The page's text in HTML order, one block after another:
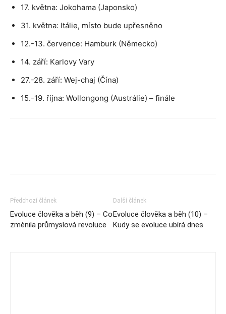
17. května: Jokohama (Japonsko)
31. května: Itálie, místo bude upřesněno
12.-13. července: Hamburk (Německo)
14. září: Karlovy Vary
27.-28. září: Wej-chaj (Čína)
15.-19. října: Wollongong (Austrálie) – finále
Předchozí článek
Evoluce člověka a běh (9) – Co
změnila průmyslová revoluce
Další článek
Evoluce člověka a běh (10) –
Kudy se evoluce ubírá dnes